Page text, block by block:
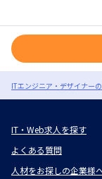
ITエンジニア・デザイナー
IT・Web求人を探す
よくある質問
人材をお探しの企業様